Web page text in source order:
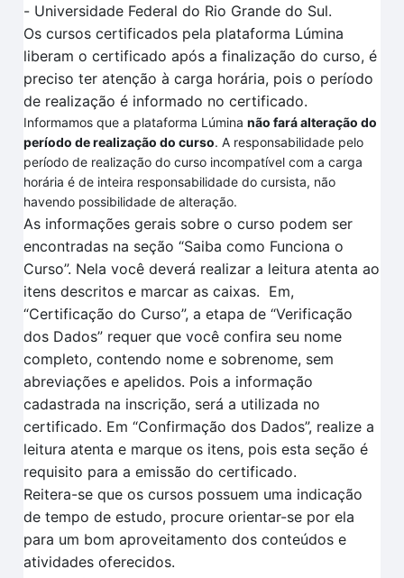
- Universidade Federal do Rio Grande do Sul.
Os cursos certificados pela plataforma Lúmina
liberam o certificado após a finalização do curso, é
preciso ter atenção à carga horária, pois o período
de realização é informado no certificado.
Informamos que a plataforma Lúminanão fará alteração do
período de realização do curso. A responsabilidade pelo
período de realização do curso incompatível com a carga
horária é de inteira responsabilidade do cursista, não
havendo possibilidade de alteração.
As informações gerais sobre o curso podem ser
encontradas na seção “Saiba como Funciona o
Curso”. Nela você deverá realizar a leitura atentaao
itens descritos e marcar as caixas. Em,
“Certificação do Curso”, a etapa de“Verificação
dos Dados” requer que você confira seu nome
completo, contendo nome e sobrenome, sem
abreviações e apelidos. Pois a informação
cadastrada na inscrição, será a utilizada no
certificado. Em“Confirmação dos Dados”, realize a
leitura atenta e marque os itens, pois esta seção é
requisito para a emissão do certificado.
Reitera-se que os cursos possuem uma indicação
de tempo de estudo, procure orientar-se por ela
para um bom aproveitamento dos conteúdos e
atividades oferecidos.